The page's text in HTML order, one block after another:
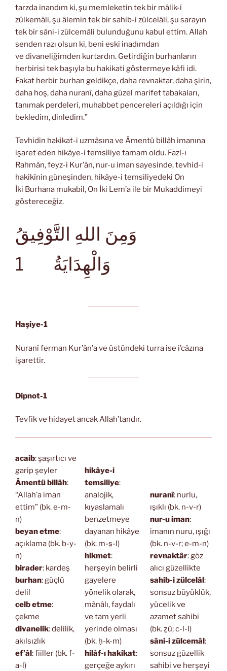
tarzda inandım ki, şu memleketin tek bir mâlik-i
zülkemâli, şu âlemin tek bir sahib-i zülcelâli, şu sarayın
tek bir sâni-i zülcemâli bulunduğunu kabul ettim. Allah
senden razı olsun ki, beni eski inadımdan
ve divaneliğimden kurtardın. Getirdiğin burhanların
herbirisi tek başıyla bu hakikati göstermeye kâfi idi.
Fakat herbir burhan geldikçe, daha revnaktar, daha şirin,
daha hoş, daha nuranî, daha güzel marifet tabakaları,
tanımak perdeleri, muhabbet pencereleri açıldığı için
bekledim, dinledim.”
Tevhidin hakikat-i uzmâsına ve Âmentü billâh imanına
işaret eden hikâye-i temsiliye tamam oldu. Fazl-ı
Rahmân, feyz-i Kur’ân, nur-u iman sayesinde, tevhid-i
hakikînin güneşinden, hikâye-i temsiliyedeki On
İki Burhana mukabil, On İki Lem’a ile bir Mukaddimeyi
göstereceğiz.
وَمِنَ اللهِ التَّوْفِيقُ
وَالْهِدَايَةُ
1
Haşiye-1
Nuranî ferman Kur’ân’a ve üstündeki turra ise i’câzına
işarettir.
Dipnot-1
Tevfik ve hidayet ancak Allah’tandır.
acaib: şaşırtıcı ve
garip şeyler
Âmentü billâh:
“Allah’a iman
ettim” (bk. e-m-
n)
beyan etme:
açıklama (bk. b-y-
n)
birader: kardeş
burhan: güçlü
delil
celb etme:
çekme
divanelik: delilik,
akılsızlık
ef’âl : fiiller (bk. f-
a-l)
hikâye-i
temsiliye:
analojik,
kıyaslamalı
benzetmeye
dayanan hikâye
(bk. m-s̱-l)
hikmet:
herşeyin belirli
gayelere
yönelik olarak,
mânâlı, faydalı
ve tam yerli
yerinde olması
(bk. ḥ-k-m)
hilâf-ı hakikat:
gerçeğe aykırı
nuranî: nurlu,
ışıklı (bk. n-v-r)
nur-u iman:
imanın nuru, ışığı
(bk. n-v-r; e-m-n)
revnaktâr: göz
alıcı güzellikte
sahib-i zülcelâl :
sonsuz büyüklük,
yücelik ve
azamet sahibi
(bk. ẕü; c-l-l)
sâni-i zülcemâl :
sonsuz güzellik
sahibi ve herşeyi